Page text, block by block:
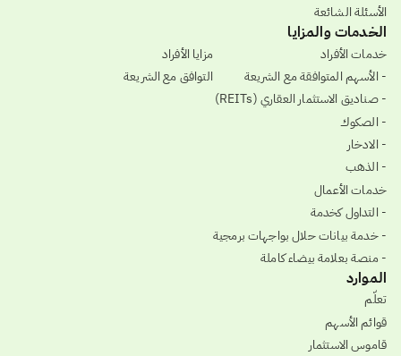
الأسئلة الشائعة
الخدمات والمزايا
خدمات الأفراد
- الأسهم المتوافقة مع الشريعة
- صناديق الاستثمار العقاري (REITs)
- الصكوك
- الادخار
- الذهب
خدمات الأعمال
- التداول كخدمة
- خدمة بيانات حلال بواجهات برمجية
- منصة بعلامة بيضاء كاملة
مزايا الأفراد
التوافق مع الشريعة
الموارد
تعلّم
قوائم الأسهم
قاموس الاستثمار